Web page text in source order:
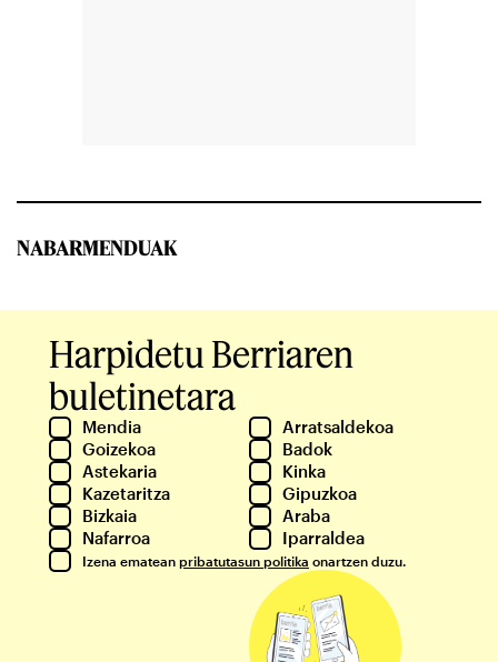
NABARMENDUAK
Harpidetu Berriaren
buletinetara
Mendia
Arratsaldekoa
Goizekoa
Badok
Astekaria
Kinka
Kazetaritza
Gipuzkoa
Bizkaia
Araba
Nafarroa
Iparraldea
Izena ematean pribatutasun politika onartzen duzu.